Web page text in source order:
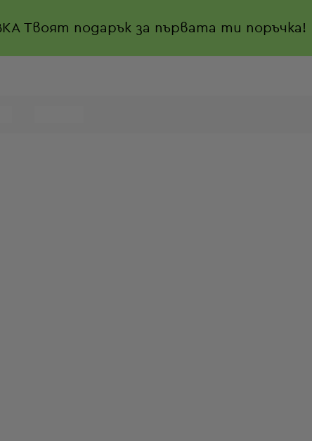
Твоят подарък за първата ти поръчка!